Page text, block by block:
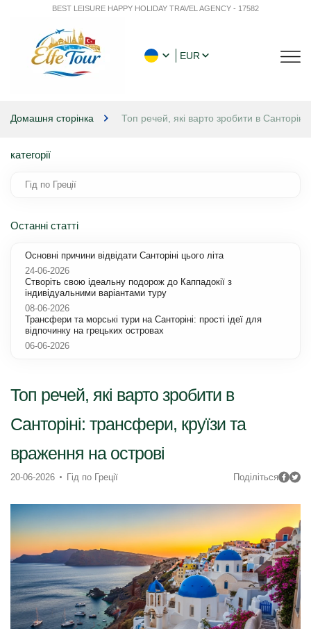
BEST LEISURE HAPPY HOLIDAY TRAVEL AGENCY - 17582
EUR
Домашня сторінка Топ речей, які варто зробити в
Топ речей, які варто зробити в
Санторіні: трансфери, круїзи та
враження на острові
20-06-2026 Гід по Греції Поділіться
категорії
Гід по Греції
Останні статті
Основні причини відвідати Санторіні цього літа
24-06-2026
Створіть свою ідеальну подорож до Каппадокії з
індивідуальними варіантами туру
08-06-2026
Трансфери та морські тури на Санторіні: прості ідеї для
відпочинку на грецьких островах
06-06-2026